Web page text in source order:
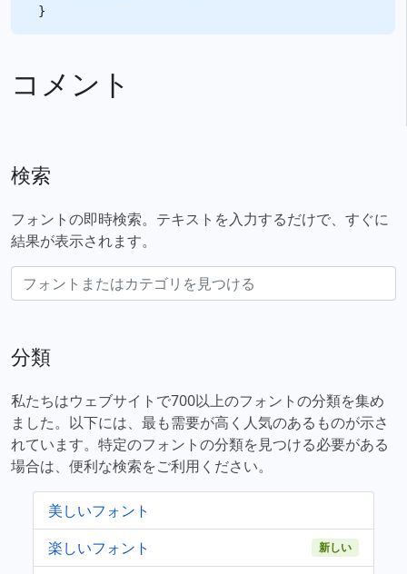
コメント
検索
フォントの即時検索。テキストを入力するだけで、すぐに
結果が表示されます。
分類
私たちはウェブサイトで700以上のフォントの分類を集め
ました。以下には、最も需要が高く人気のあるものが示さ
れています。特定のフォントの分類を見つける必要がある
場合は、便利な検索をご利用ください。
美しいフォント
楽しいフォント
新しい